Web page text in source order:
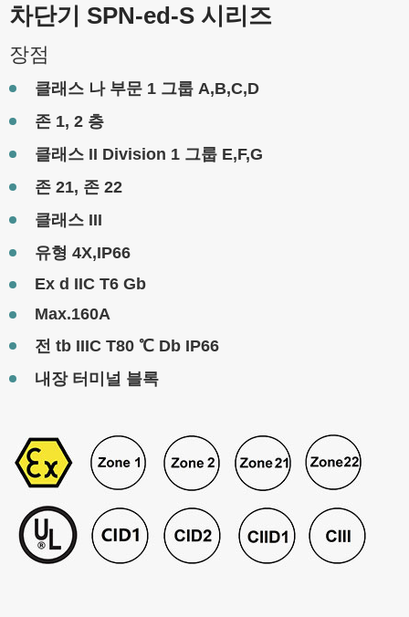
차단기 SPN-ed-S 시리즈
장점
클래스 나 부문 1 그룹 A,B,C,D
존 1, 2 층
클래스 II Division 1 그룹 E,F,G
존 21, 존 22
클래스 III
유형 4X,IP66
Ex d IIC T6 Gb
Max.160A
전 tb IIIC T80 ℃ Db IP66
내장 터미널 블록